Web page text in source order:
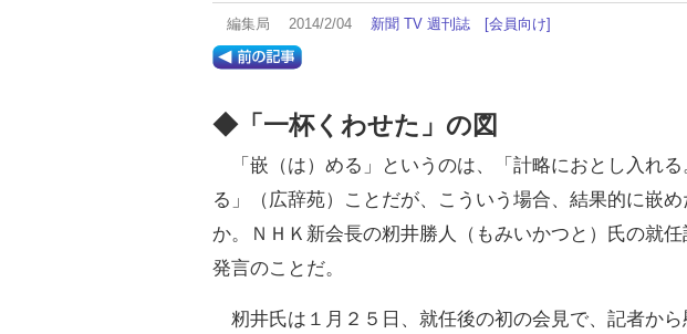
編集局 2014/2/04 新聞 TV 週刊誌 [会員向け]
◆「一杯くわせた」の図
「嵌（は）める」というのは、「計略におとし入れ
る」（広辞苑）ことだが、こういう場合、結果的に嵌
か。ＮＨＫ新会長の籾井勝人（もみいかつと）氏の就任
発言のことだ。
籾井氏は１月２５日、就任後の初の会見で、記者か